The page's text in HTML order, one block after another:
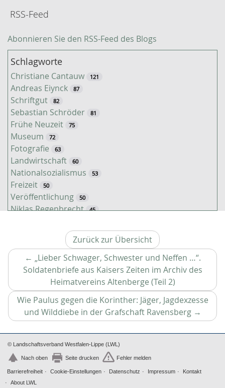
RSS-Feed
Abonnieren Sie den RSS-Feed des Blogs
Schlagworte
Christiane Cantauw 121
Andreas Eiynck 87
Schriftgut 82
Sebastian Schröder 81
Frühe Neuzeit 75
Museum 72
Fotografie 63
Landwirtschaft 60
Nationalsozialismus 53
Freizeit 50
Veröffentlichung 50
Niklas Regenbrecht 45
Kathrin Schulte 31
Jahreszeiten 31
Christof Spannhoff 31
Kolonialismus
Brauch
Nahrung
Zweiter Weltkrieg 25
Weimarer Republik 25
Nachkriegszeit
Dörthe Gruttmann
← „Lieber Schwager, Schwester und Neffen …“.
Soldatenbriefe aus Kaisers Zeiten im Archiv des
Heimatvereins Altenberge (Teil 2)Vorheriger
Artikel
Zurück zur Übersicht
Wie Paulus gegen die Korinther: Jäger, Jagdexzesse
und Wilddiebe in der Grafschaft Ravensberg
Artikel
→
© Landschaftsverband Westfalen-Lippe (LWL)
Nach oben Seite drucken Fehler melden
Barrierefreiheit Cookie-Einstellungen Datenschutz Impressum
Kontakt
About LWL